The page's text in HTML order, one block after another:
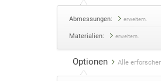
Abmessungen: erweitern.
Materialien: erweitern.
Optionen Alle